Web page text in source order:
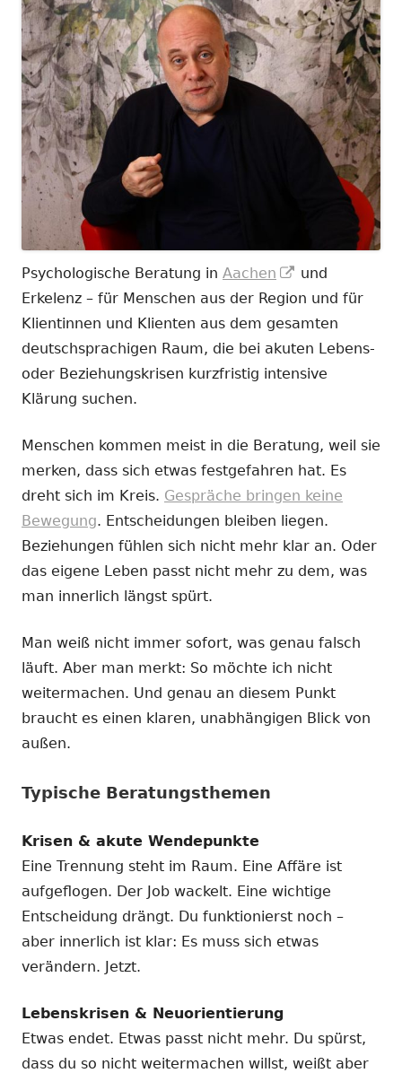
Psychologische Beratung in Aachen
In
neuem
Fenster
öffnen
und
Erkelenz – für Menschen aus der Region und für
Klientinnen und Klienten aus dem gesamten
deutschsprachigen Raum, die bei akuten Lebens-
oder Beziehungskrisen kurzfristig intensive
Klärung suchen.
Menschen kommen meist in die Beratung, weil sie
merken, dass sich etwas festgefahren hat. Es
dreht sich im Kreis. Gespräche bringen keine
Bewegung. Entscheidungen bleiben liegen.
Beziehungen fühlen sich nicht mehr klar an. Oder
das eigene Leben passt nicht mehr zu dem, was
man innerlich längst spürt.
Man weiß nicht immer sofort, was genau falsch
läuft. Aber man merkt: So möchte ich nicht
weitermachen. Und genau an diesem Punkt
braucht es einen klaren, unabhängigen Blick von
außen.
Typische Beratungsthemen
Krisen & akute Wendepunkte
Eine Trennung steht im Raum. Eine Affäre ist
aufgeflogen. Der Job wackelt. Eine wichtige
Entscheidung drängt. Du funktionierst noch –
aber innerlich ist klar: Es muss sich etwas
verändern. Jetzt.
Lebenskrisen & Neuorientierung
Etwas endet. Etwas passt nicht mehr. Du spürst,
dass du so nicht weitermachen willst, weißt aber